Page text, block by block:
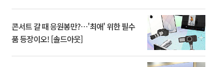
콘서트 갈 때 응원봉만?⋯'최애' 위한 필수
품 등장이오! [솔드아웃]